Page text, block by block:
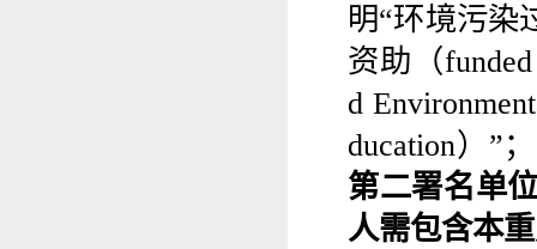
明“环境污染
资助（
d
ducation）”；
第二署名单
人需包含本